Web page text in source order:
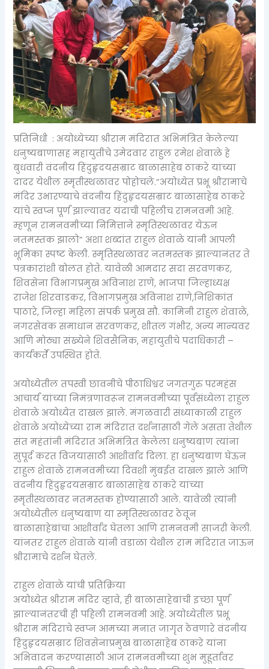
प्रतिनिधी : अयोध्येच्या श्रीराम मंदिरात अभिमंत्रित केलेल्या
धनुष्यबाणासह महायुतीचे उमेदवार राहुल रमेश शेवाळे हे
बुधवारी वंदनीय हिंदुहृदयसम्राट बाळासाहेब ठाकरे यांच्या
दादर येथील स्मृतीस्थळावर पोहोचले.”अयोध्येत प्रभू श्रीरामाचे
मंदिर उभारण्याचे वंदनीय हिंदुहृदयसम्राट बाळासाहेब ठाकरे
यांचे स्वप्न पूर्ण झाल्यावर यंदाची पहिलीच रामनवमी आहे.
म्हणून रामनवमीच्या निमित्ताने स्मृतिस्थळावर येऊन
नतमस्तक झालो” अशा शब्दांत राहुल शेवाळे यांनी आपली
भूमिका स्पष्ट केली. स्मृतिस्थळावर नतमस्तक झाल्यानंतर ते
पत्रकारांशी बोलत होते. यावेळी आमदार सदा सरवणकर,
शिवसेना विभागप्रमुख अविनाश राणे, भाजपा जिल्हाध्यक्ष
राजेश शिरवाडकर, विभागप्रमुख अविनाश राणे,निशिकांत
पाठारे, जिल्हा महिला संपर्क प्रमुख सौ. कामिनी राहुल शेवाळे,
नगरसेवक समाधान सरवणकर, शीतल गंभीर, अन्य मान्यवर
आणि मोठ्या संख्येने शिवसैनिक, महायुतीचे पदाधिकारी –
कार्यकर्ते उपस्थित होते.
अयोध्येतील तपस्वी छावनीचे पीठाधिश्वर जगतगुरु परमहंस
आचार्य यांच्या निमंत्रणावरून रामनवमीच्या पूर्वसंध्येला राहुल
शेवाळे अयोध्येत दाखल झाले. मंगळवारी संध्याकाळी राहुल
शेवाळे अयोध्येच्या राम मंदिरात दर्शनासाठी गेले असता तेथील
संत महंतांनी मंदिरात अभिमंत्रित केलेला धनुष्यबाण त्यांना
सुपूर्द करत विजयासाठी आशीर्वाद दिला. हा धनुष्यबाण घेऊन
राहुल शेवाळे रामनवमीच्या दिवशी मुंबईत दाखल झाले आणि
वंदनीय हिंदुहृदयसम्राट बाळासाहेब ठाकरे यांच्या
स्मृतीस्थळावर नतमस्तक होण्यासाठी आले. यावेळी त्यांनी
अयोध्येतील धनुष्यबाण या स्मृतिस्थळावर ठेवून
बाळासाहेबांचा आशीर्वाद घेतला आणि रामनवमी साजरी केली.
यांनतर राहुल शेवाळे यांनी वडाळा येथील राम मंदिरात जाऊन
श्रीरामाचे दर्शन घेतले.
राहुल शेवाळे यांची प्रतिक्रिया
अयोध्येत श्रीराम मंदिर व्हावे, ही बाळासाहेबांची इच्छा पूर्ण
झाल्यानंतरची ही पहिली रामनवमी आहे. अयोध्येतील प्रभू
श्रीराम मंदिराचे स्वप्न आमच्या मनात जागृत ठेवणारे वंदनीय
हिंदुहृदयसम्राट शिवसेनाप्रमुख बाळासाहेब ठाकरे यांना
अभिवादन करण्यासाठी आज रामनवमीच्या शुभ मुहूर्तावर